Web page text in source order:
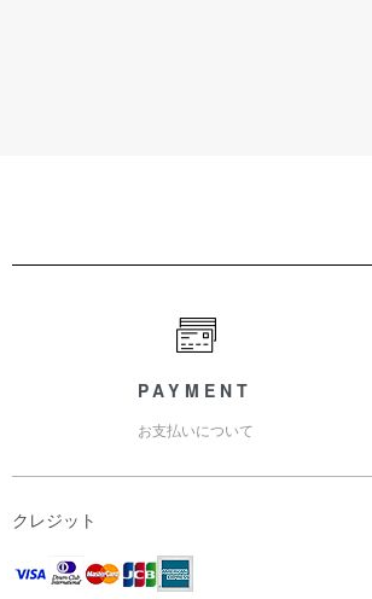
PAYMENT
お支払いについて
クレジット